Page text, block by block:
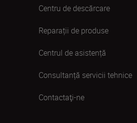
Centru de descărcare
Reparații de produse
Centrul de asistență
Consultanță servicii tehnice
Contactaţi-ne